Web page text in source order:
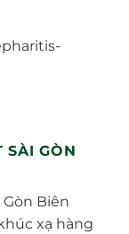
SÀI GÒN
Biên
xạ hàng